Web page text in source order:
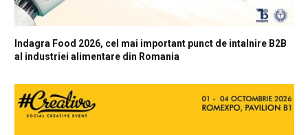
Indagra Food 2026, cel mai important punct de intalnire B2B
al industriei alimentare din Romania